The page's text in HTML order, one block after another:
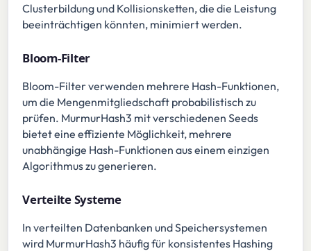
Clusterbildung und Kollisionsketten, die die Leistung
beeinträchtigen könnten, minimiert werden.
Bloom-Filter
Bloom-Filter verwenden mehrere Hash-Funktionen,
um die Mengenmitgliedschaft probabilistisch zu
prüfen. MurmurHash3 mit verschiedenen Seeds
bietet eine effiziente Möglichkeit, mehrere
unabhängige Hash-Funktionen aus einem einzigen
Algorithmus zu generieren.
Verteilte Systeme
In verteilten Datenbanken und Speichersystemen
wird MurmurHash3 häufig für konsistentes Hashing